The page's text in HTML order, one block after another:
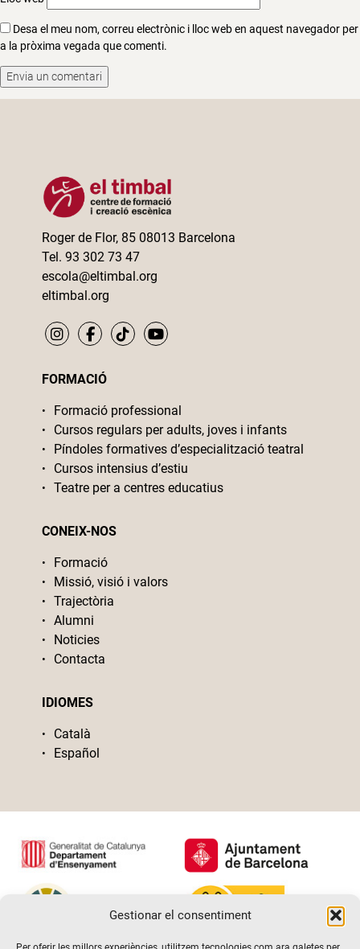
Gestionar el consentiment
Desa el meu nom, correu electrònic i lloc web en aquest navegador per
a la pròxima vegada que comenti.
Roger de Flor, 85 08013 Barcelona
Tel. 93 302 73 47
escola@eltimbal.org
eltimbal.org
FORMACIÓ
Formació professional
Cursos regulars per adults, joves i infants
Píndoles formatives d’especialització teatral
Cursos intensius d’estiu
Teatre per a centres educatius
CONEIX-NOS
Formació
Missió, visió i valors
Trajectòria
Alumni
Noticies
Contacta
IDIOMES
Català
Español